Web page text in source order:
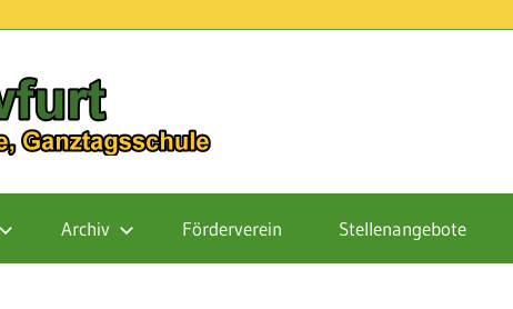
Finowfurt
Archiv Förderverein Stellenangebote